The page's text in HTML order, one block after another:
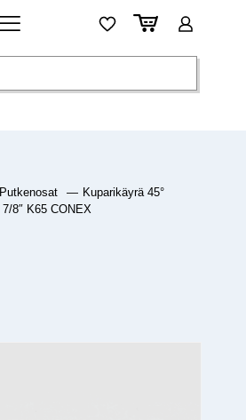
Putkenosat — Kuparikäyrä 45°
7/8″ K65 CONEX